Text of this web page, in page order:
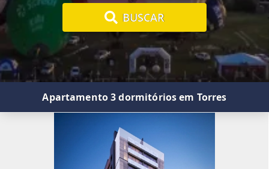
BUSCAR
Apartamento 3 dormitórios em Torres